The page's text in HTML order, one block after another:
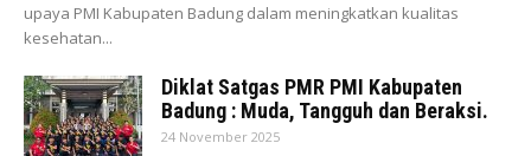
upaya PMI Kabupaten Badung dalam meningkatkan kualitas
kesehatan...
Diklat Satgas PMR PMI Kabupaten
Badung : Muda, Tangguh dan Beraksi.
24 November 2025